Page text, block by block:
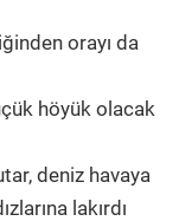
orayı da
höyük olacak
deniz havaya
lakırdı